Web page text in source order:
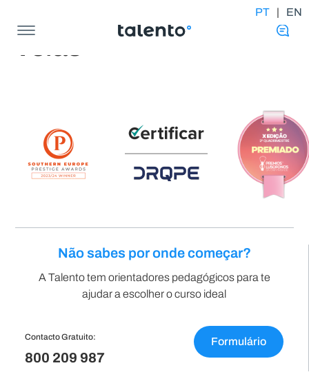
PT | EN
Não sabes por onde começar?
A Talento tem orientadores pedagógicos para te
ajudar a escolher o curso ideal
Contacto Gratuito:
800 209 987
Formulário